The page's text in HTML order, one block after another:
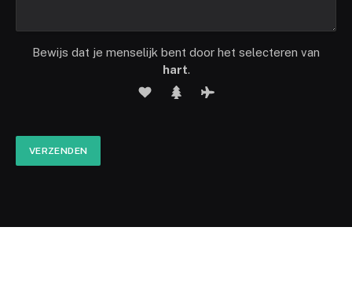
Bewijs dat je menselijk bent door het selecteren van
hart.